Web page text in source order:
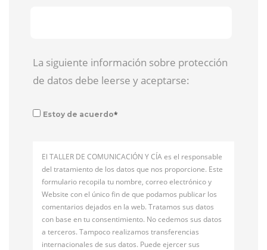
La siguiente información sobre protección
de datos debe leerse y aceptarse:
Estoy de acuerdo*
El TALLER DE COMUNICACIÓN Y CÍA es el responsable
del tratamiento de los datos que nos proporcione. Este
formulario recopila tu nombre, correo electrónico y
Website con el único fin de que podamos publicar los
comentarios dejados en la web. Tratamos sus datos
con base en tu consentimiento. No cedemos sus datos
a terceros. Tampoco realizamos transferencias
internacionales de sus datos. Puede ejercer sus